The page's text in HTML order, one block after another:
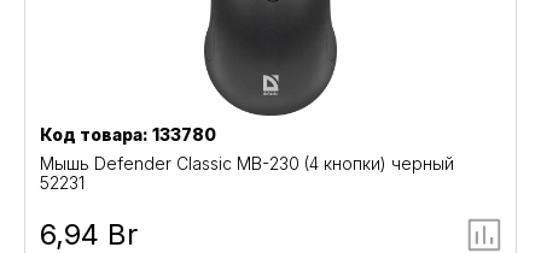
Код товара: 133780
Мышь Defender Classic MB-230 (4 кнопки) черный
52231
6,94 Br